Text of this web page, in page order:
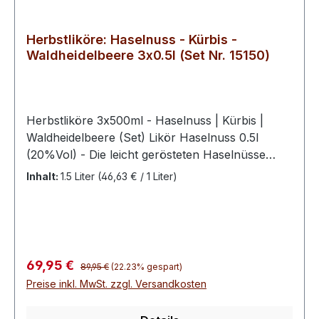
Herbstliköre: Haselnuss - Kürbis -
Waldheidelbeere 3x0.5l (Set Nr. 15150)
Herbstliköre 3x500ml - Haselnuss | Kürbis |
Waldheidelbeere (Set) Likör Haselnuss 0.5l
(20%Vol) - Die leicht gerösteten Haselnüsse
machen unseren Haselnusslikör besonders mild
Likör Kürbis 0.5l (16%Vol) - Der Schwechower
Likör Kürbis verbindet den aromatischen
Hokkaido-Kürbis mit fruchtiger Orange zu einer
Inhalt: 1.5 Liter (46,63 € / 1 Liter)
Verkaufspreis:
69,95 € Regulärer Preis:
89,95 € (22.23% gespart)
Preise inkl. MwSt. zzgl. Versandkosten